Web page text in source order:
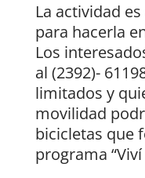
La actividad
para hacerla
Los
al (2392)-
limitados y
movilidad
bicicletas que
programa